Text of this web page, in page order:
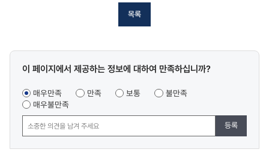
목록
콘텐츠
조사
이 페이지에서 제공하는 정보에 대하여 만족하십니까?
매우만족 만족 보통
불만족
매우불만족
등록